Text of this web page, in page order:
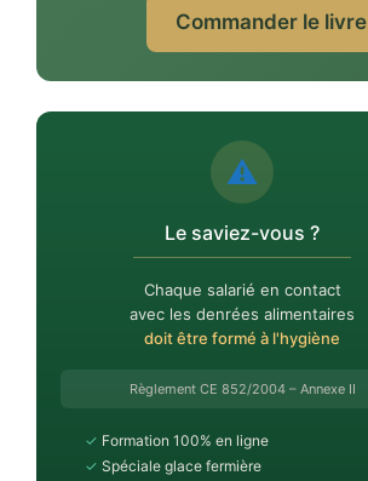
Commander le livre
⚠️
Le saviez-vous ?
Chaque salarié en contact
avec les denrées alimentaires
doit être formé à l'hygiène
Règlement CE 852/2004 – Annexe II
✓ Formation 100% en ligne
✓ Spéciale glace fermière